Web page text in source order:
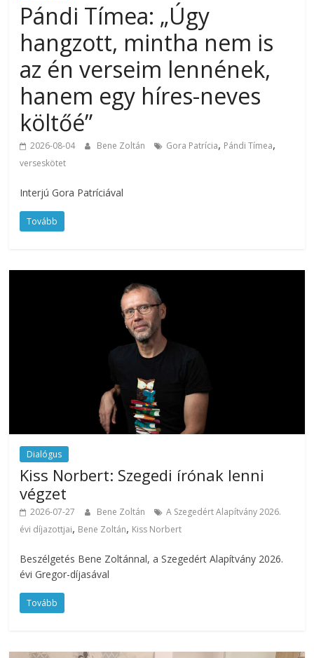
Pándi Tímea: „Úgy
hangzott, mintha nem is
az én verseim lennének,
hanem egy híres-neves
költőé”
2026-08-04 Bene Zoltán Gora Patrícia, Pándi Tímea,
verseskötet
Interjú Gora Patríciával
Tovább
Dialógus
Kiss Norbert: Szegedi írónak lenni
végzet
2026-07-27 Bene Zoltán
A Szegedért Alapítvány 2026.
évi díjazottjai, Bene Zoltán, Kiss Norbert
Beszélgetés Bene Zoltánnal, a Szegedért Alapítvány 2026.
évi Gregor-díjasával
Tovább